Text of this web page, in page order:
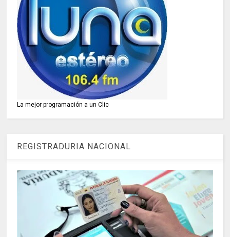
La mejor programación a un Clic
REGISTRADURIA NACIONAL